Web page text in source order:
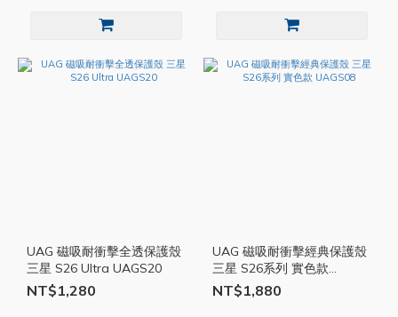
UAG 磁吸耐衝擊全透保護殼
三星 S26 Ultra UAGS20
NT$1,280
UAG 磁吸耐衝擊經典保護殼
三星 S26系列 實色款
UAGS08
NT$1,880